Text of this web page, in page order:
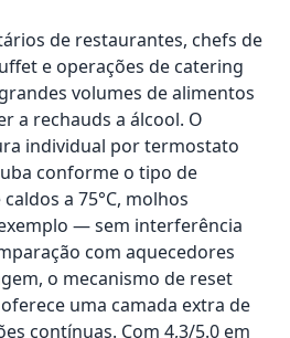
de restaurantes, chefs de
e operações de catering
volumes de alimentos
a rechauds a álcool. O
individual por termostato
conforme o tipo de
a 75°C, molhos
— sem interferência
com aquecedores
o mecanismo de reset
uma camada extra de
contínuas. Com 4,3/5.0 em